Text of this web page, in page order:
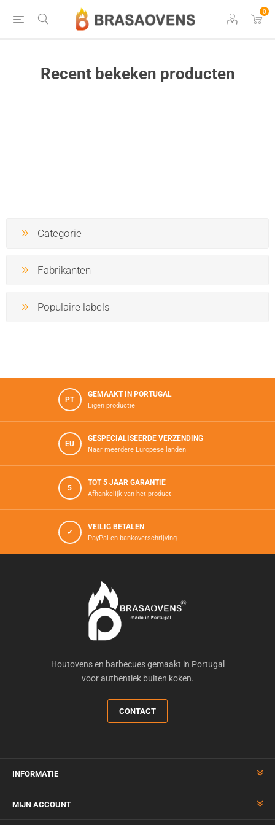
0
Recent bekeken producten
Categorie
Fabrikanten
Populaire labels
PT
GEMAAKT IN PORTUGAL
Eigen productie
EU
GESPECIALISEERDE VERZENDING
Naar meerdere Europese landen
5
TOT 5 JAAR GARANTIE
Afhankelijk van het product
✓
VEILIG BETALEN
PayPal en bankoverschrijving
Houtovens en barbecues gemaakt in Portugal
voor authentiek buiten koken.
CONTACT
INFORMATIE
MIJN ACCOUNT